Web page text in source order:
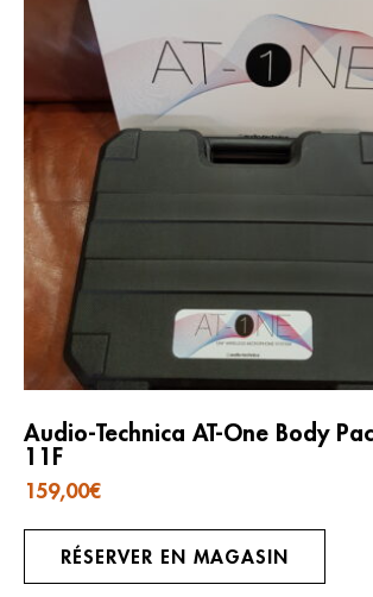
Audio-Technica AT-One Body
11F
159,00€
RÉSERVER EN MAGASIN